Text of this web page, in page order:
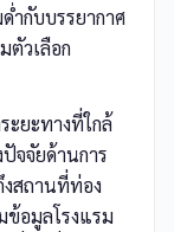
ำกับบรรยากาศ
ตัวเลือก
ะยะทางที่ใกล้
จจัยด้านการ
งสถานที่ท่อง
ข้อมูลโรงแรม